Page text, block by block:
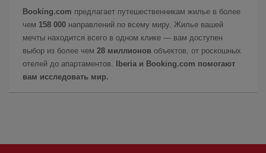
Booking.com предлагает путешественникам жилье в более
чем 158 000 направлений по всему миру. Жилье вашей
мечты находится всего в одном клике — вам доступен
выбор из более чем 28 миллионов объектов, от роскошных
отелей до апартаментов.
Iberia и Booking.com помогают
вам исследовать мир.